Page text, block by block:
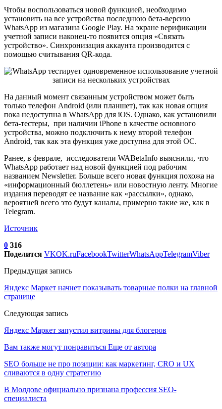
Чтобы воспользоваться новой функцией, необходимо
установить на все устройства последнюю бета-версию
WhatsApp из магазина Google Play. На экране верификации
учетной записи наконец-то появится опция «Связать
устройство». Синхронизация аккаунта производится с
помощью считывания QR-кода.
На данный момент связанным устройством может быть
только телефон Android (или планшет), так как новая опция
пока недоступна в WhatsApp для iOS. Однако, как установили
бета-тестеры, при наличии iPhone в качестве основного
устройства, можно подключить к нему второй телефон
Android, так как эта функция уже доступна для этой ОС.
Ранее, в феврале, исследователи WABetaInfo выяснили, что
WhatsApp работает над новой функцией под рабочим
названием Newsletter. Больше всего новая функция похожа на
«информационный бюллетень» или новостную ленту. Многие
издания переводят ее название как «рассылки», однако,
вероятней всего это будут каналы, примерно такие же, как в
Telegram.
Источник
0 316
Поделится VKOK.ruFacebookTwitterWhatsAppTelegramViber
Предыдущая запись
Яндекс Маркет начнет показывать товарные полки на главной
странице
Следующая запись
Яндекс Маркет запустил витрины для блогеров
Вам также могут понравиться Еще от автора
SEO больше не про позиции: как маркетинг, CRO и UX
сливаются в одну стратегию
В Молдове официально признана профессия SEO-
специалиста